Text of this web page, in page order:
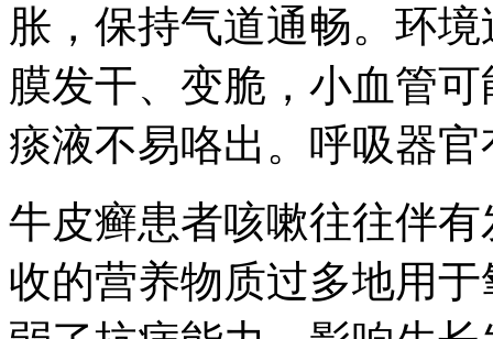
胀，保持气道通畅。环
膜发干、变脆，小血管
痰液不易咯出。呼吸器
牛皮癣患者咳嗽往往伴
收的营养物质过多地用